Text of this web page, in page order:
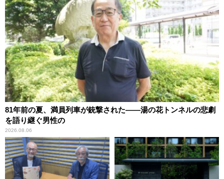
81年前の夏、満員列車が銃撃された――湯の花トンネルの悲劇
を語り継ぐ男性の
2026.08.06